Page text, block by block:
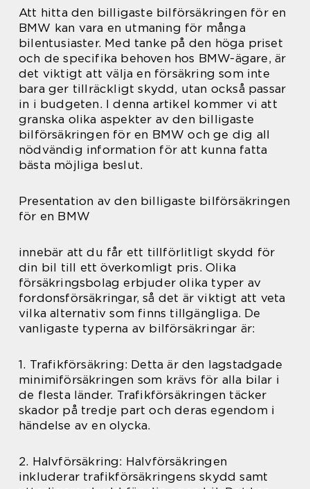
Att hitta den billigaste bilförsäkringen för en
BMW kan vara en utmaning för många
bilentusiaster. Med tanke på den höga priset
och de specifika behoven hos BMW-ägare, är
det viktigt att välja en försäkring som inte
bara ger tillräckligt skydd, utan också passar
in i budgeten. I denna artikel kommer vi att
granska olika aspekter av den billigaste
bilförsäkringen för en BMW och ge dig all
nödvändig information för att kunna fatta
bästa möjliga beslut.
Presentation av den billigaste bilförsäkringen
för en BMW
innebär att du får ett tillförlitligt skydd för
din bil till ett överkomligt pris. Olika
försäkringsbolag erbjuder olika typer av
fordonsförsäkringar, så det är viktigt att veta
vilka alternativ som finns tillgängliga. De
vanligaste typerna av bilförsäkringar är:
1. Trafikförsäkring: Detta är den lagstadgade
minimiförsäkringen som krävs för alla bilar i
de flesta länder. Trafikförsäkringen täcker
skador på tredje part och deras egendom i
händelse av en olycka.
2. Halvförsäkring: Halvförsäkringen
inkluderar trafikförsäkringens skydd samt